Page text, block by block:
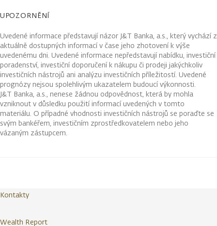
UPOZORNĚNÍ
Uvedené informace představují názor J&T Banka, a.s., který vychází z
aktuálně dostupných informací v čase jeho zhotovení k výše
uvedenému dni. Uvedené informace nepředstavují nabídku, investiční
poradenství, investiční doporučení k nákupu či prodeji jakýchkoliv
investičních nástrojů ani analýzu investičních příležitostí. Uvedené
prognózy nejsou spolehlivým ukazatelem budoucí výkonnosti.
J&T Banka, a.s., nenese žádnou odpovědnost, která by mohla
vzniknout v důsledku použití informací uvedených v tomto
materiálu. O případné vhodnosti investičních nástrojů se poraďte se
svým bankéřem, investičním zprostředkovatelem nebo jeho
vázaným zástupcem.
Kontakty
Wealth Report